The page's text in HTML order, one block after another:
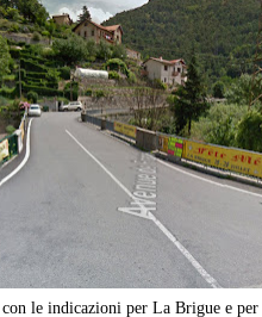
le indicazioni per La Brigue e